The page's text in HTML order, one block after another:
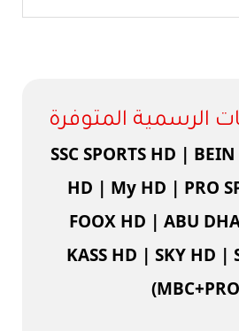
الرسمية المتوفرة
SSC SPORTS HD |
HD | My HD | PRO
FOOX HD | ABU
KASS HD | SKY HD |